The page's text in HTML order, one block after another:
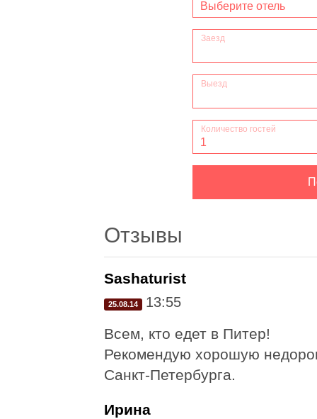
Правила
Правила проживания,
Правила проживания в мини-
Правила проживания заезда /выезда в квартире
Правила
Отзывы
Sashaturist
25.08.14 13:55
Всем, кто едет в Питер!
Рекомендую хорошую
Санкт-Петербурга.
Ирина